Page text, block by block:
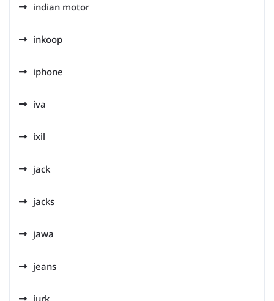
indian motor
inkoop
iphone
iva
ixil
jack
jacks
jawa
jeans
jurk